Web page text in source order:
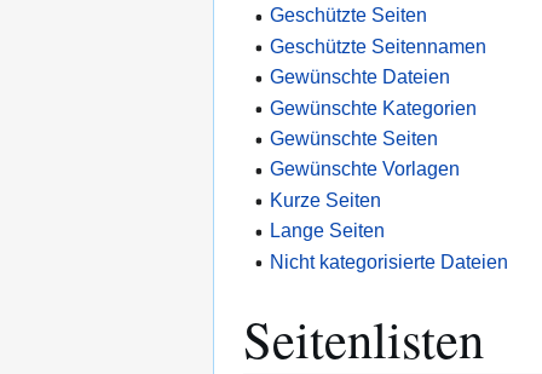
Geschützte Seiten
Geschützte Seitennamen
Gewünschte Dateien
Gewünschte Kategorien
Gewünschte Seiten
Gewünschte Vorlagen
Kurze Seiten
Lange Seiten
Nicht kategorisierte Dateien
Seitenlisten